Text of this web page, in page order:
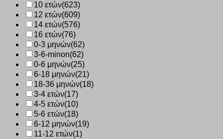
10 ετών(623)
12 ετών(609)
14 ετών(576)
16 ετών(76)
0-3 μηνών(62)
3-6-minon(62)
0-6 μηνών(25)
6-18 μηνών(21)
18-36 μηνών(18)
3-4 ετών(17)
4-5 ετών(10)
5-6 ετών(18)
6-12 μηνών(19)
11-12 ετών(1)